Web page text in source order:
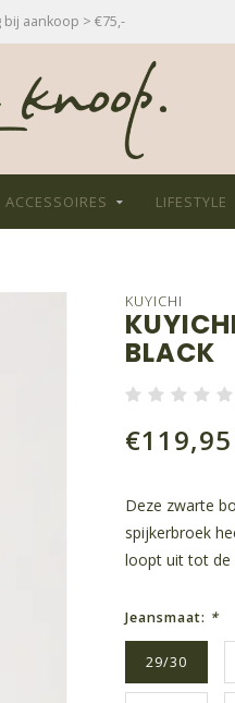
bij aankoop > €75,-
ACCESSOIRES LIFESTYLE
KUYICHI
BLACK
€119,95
Deze zwarte
spijkerbroek
loopt uit tot
Jeansmaat: *
29/30